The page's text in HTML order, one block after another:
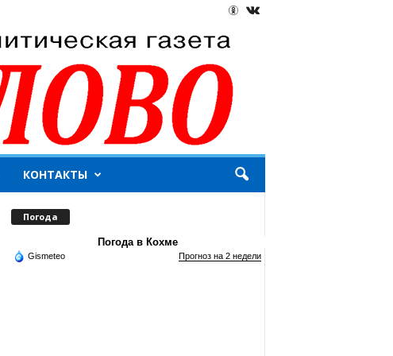
КОНТАКТЫ
Погода
Погода в Кохме
Gismeteo Прогноз на 2 недели